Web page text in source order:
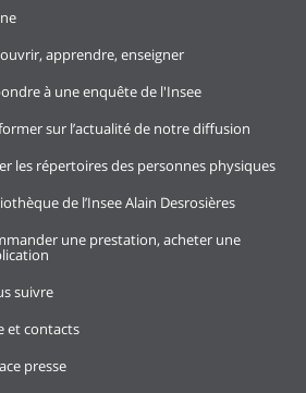
apprendre, enseigner
à une enquête de l'Insee
sur l’actualité de notre diffusion
les répertoires des personnes physiques
de l’Insee Alain Desrosières
une prestation, acheter une
suivre
et contacts
presse